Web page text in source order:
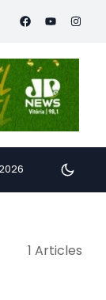
transforma
1 Articles